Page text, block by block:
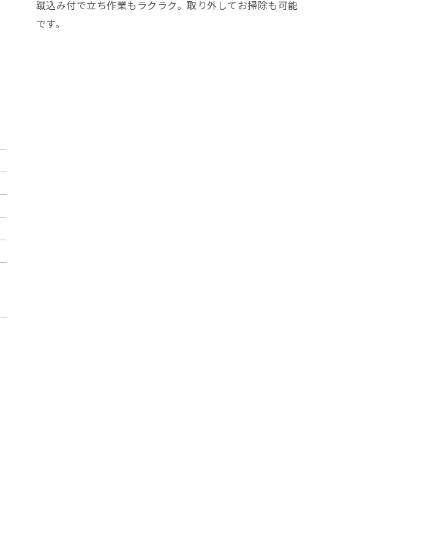
蹴込み付で立ち作業もラクラク。取り外してお掃除も可能
です。